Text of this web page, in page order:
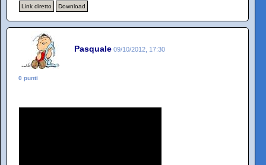
Link diretto Download
Pasquale 09/10/2012, 17:30
0 punti